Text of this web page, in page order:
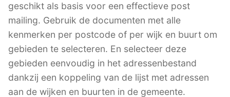
geschikt als basis voor een effectieve post
mailing. Gebruik de documenten met alle
kenmerken per postcode of per wijk en buurt om
gebieden te selecteren. En selecteer deze
gebieden eenvoudig in het adressenbestand
dankzij een koppeling van de lijst met adressen
aan de wijken en buurten in de gemeente.